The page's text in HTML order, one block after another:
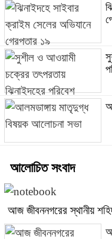
আলোচিত সংবাদ
আজ জীবননগরের স্থানীয়